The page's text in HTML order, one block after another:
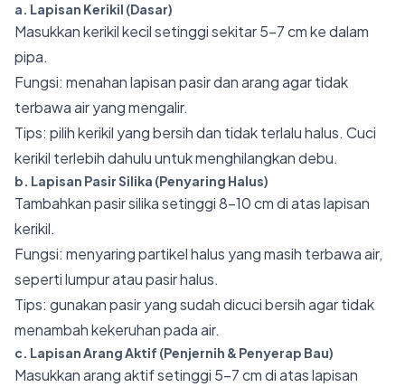
a. Lapisan Kerikil (Dasar)
Masukkan kerikil kecil setinggi sekitar 5–7 cm ke dalam
pipa.
Fungsi: menahan lapisan pasir dan arang agar tidak
terbawa air yang mengalir.
Tips: pilih kerikil yang bersih dan tidak terlalu halus. Cuci
kerikil terlebih dahulu untuk menghilangkan debu.
b. Lapisan Pasir Silika (Penyaring Halus)
Tambahkan pasir silika setinggi 8–10 cm di atas lapisan
kerikil.
Fungsi: menyaring partikel halus yang masih terbawa air,
seperti lumpur atau pasir halus.
Tips: gunakan pasir yang sudah dicuci bersih agar tidak
menambah kekeruhan pada air.
c. Lapisan Arang Aktif (Penjernih & Penyerap Bau)
Masukkan arang aktif setinggi 5–7 cm di atas lapisan